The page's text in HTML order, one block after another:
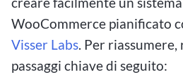
WooCommerce pianificato
Visser Labs. Per riassumere,
passaggi chiave di seguito: